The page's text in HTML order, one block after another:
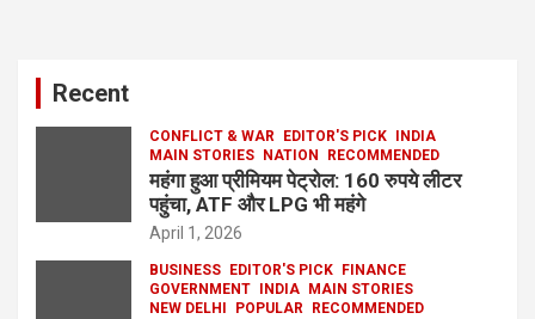
Recent
CONFLICT & WAR EDITOR'S PICK
INDIA
MAIN STORIES
NATION RECOMMENDED
महंगा हुआ प्रीमियम पेट्रोल: 160 रुपये लीटर
पहुंचा, ATF और LPG भी महंगे
April 1, 2026
BUSINESS EDITOR'S PICK
FINANCE
GOVERNMENT
INDIA
MAIN STORIES
NEW DELHI
POPULAR RECOMMENDED